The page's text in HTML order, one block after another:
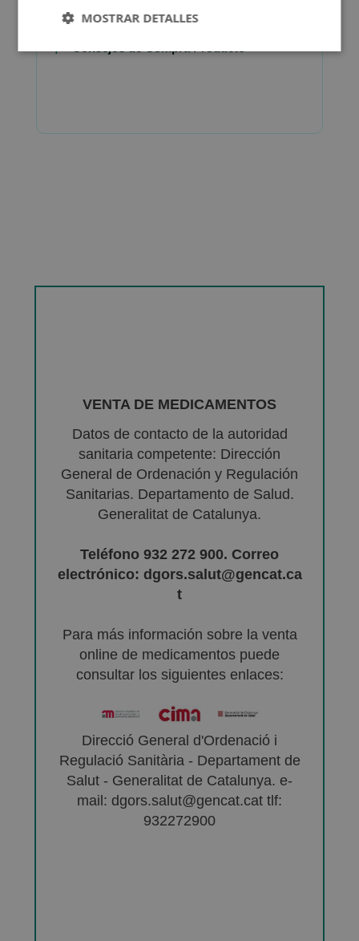
VENTA DE MEDICAMENTOS
Datos de contacto de la autoridad
sanitaria competente: Dirección
General de Ordenación y Regulación
Sanitarias. Departamento de Salud.
Generalitat de Catalunya.
Teléfono 932 272 900. Correo
electrónico: dgors.salut@gencat.ca
t
Para más información sobre la venta
online de medicamentos puede
consultar los siguientes enlaces:
Direcció General d'Ordenació i
Regulació Sanitària - Departament de
Salut - Generalitat de Catalunya. e-
mail: dgors.salut@gencat.cat tlf:
932272900
MOSTRAR DETALLES